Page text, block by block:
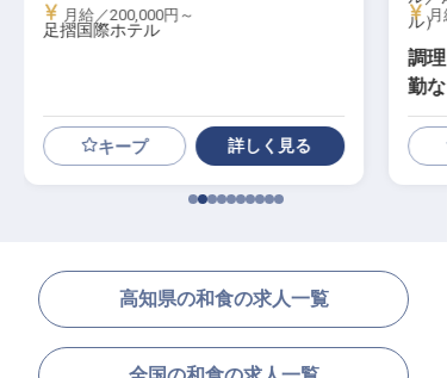
足摺国際ホテル
月給／200,000円～
キープ 詳しく見る
ル）
調
勤
月
高知県の和食の求人一覧